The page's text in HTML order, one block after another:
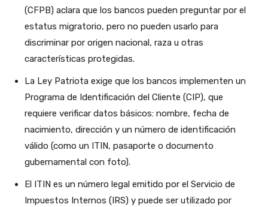
(CFPB) aclara que los bancos pueden preguntar por el
estatus migratorio, pero no pueden usarlo para
discriminar por origen nacional, raza u otras
características protegidas.
La Ley Patriota exige que los bancos implementen un
Programa de Identificación del Cliente (CIP), que
requiere verificar datos básicos: nombre, fecha de
nacimiento, dirección y un número de identificación
válido (como un ITIN, pasaporte o documento
gubernamental con foto).
El ITIN es un número legal emitido por el Servicio de
Impuestos Internos (IRS) y puede ser utilizado por